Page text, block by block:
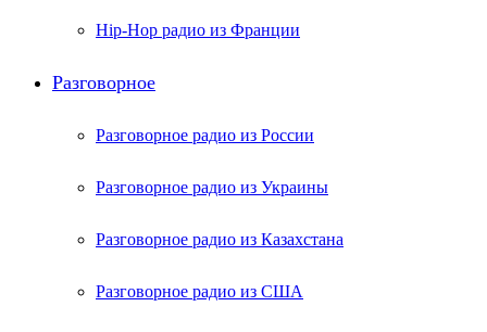
Hip-Hop радио из Франции
Разговорное
Разговорное радио из России
Разговорное радио из Украины
Разговорное радио из Казахстана
Разговорное радио из США